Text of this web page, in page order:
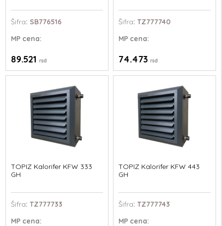
Šifra: SB776516
MP cena:
89.521rsd
Šifra: TZ777740
MPcena:
74.473 rsd
TOPIZ Kalorifer KFW 333
GH
Šifra: TZ777733
MP cena:
TOPIZ Kalorifer KFW 443
GH
Šifra: TZ777743
MPcena: